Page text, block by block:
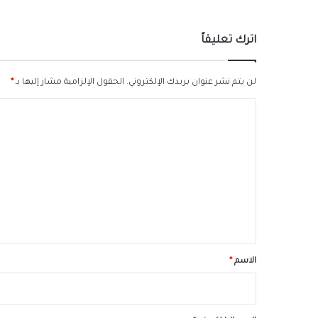
اترك تعليقاً
لن يتم نشر عنوان بريدك الإلكتروني. الحقول الإلزامية مشار إليها بـ *
*الاسم *